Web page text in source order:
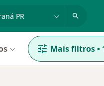
Mais filtros•